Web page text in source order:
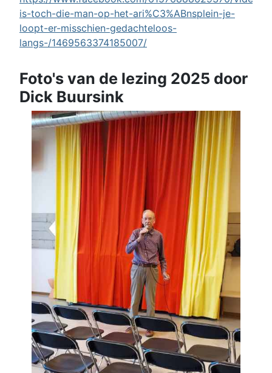
is-toch-die-man-op-het-ari%C3%ABnsplein-je-
loopt-er-misschien-gedachteloos-
langs-/1469563374185007/
Foto's van de lezing 2025 door
Dick Buursink